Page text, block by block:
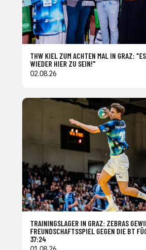
THW KIEL ZUM ACHTEN MAL IN GRAZ:
WIEDER HIER ZU SEIN!"
02.08.26
TRAININGSLAGER IN GRAZ: ZEBRAS
FREUNDSCHAFTSSPIEL GEGEN DIE BT
37:24